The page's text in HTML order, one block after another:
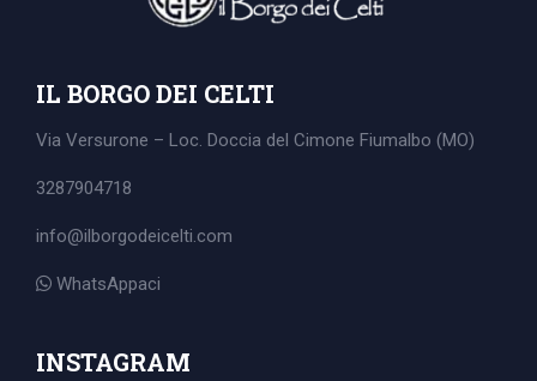
IL BORGO DEI CELTI
Via Versurone – Loc. Doccia del Cimone Fiumalbo (MO)
3287904718
info@ilborgodeicelti.com
WhatsAppaci
INSTAGRAM